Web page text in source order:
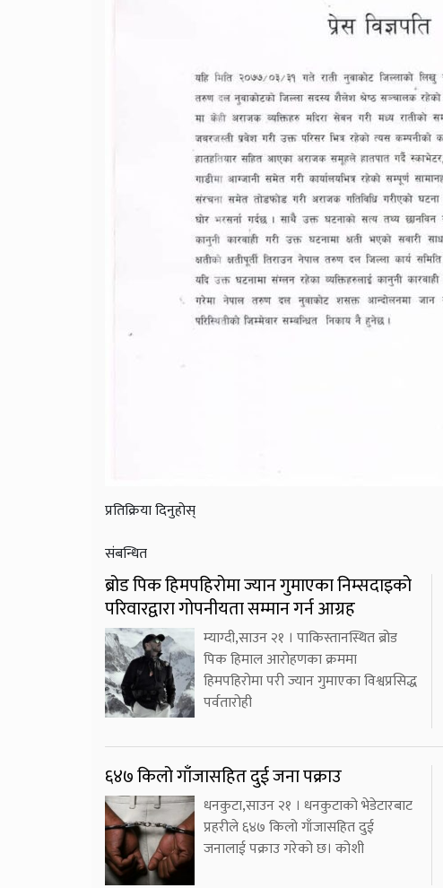
प्रतिक्रिया दिनुहोस्
संबन्धित
ब्रोड पिक हिमपहिरोमा ज्यान गुमाएका निम्सदाइको
परिवारद्वारा गोपनीयता सम्मान गर्न आग्रह
म्याग्दी,साउन २१ । पाकिस्तानस्थित ब्रोड
पिक हिमाल आरोहणका क्रममा
हिमपहिरोमा परी ज्यान गुमाएका विश्वप्रसिद्ध
पर्वतारोही
६४७ किलो गाँजासहित दुई जना पक्राउ
धनकुटा,साउन २१ । धनकुटाको भेडेटारबाट
प्रहरीले ६४७ किलो गाँजासहित दुई
जनालाई पक्राउ गरेको छ। कोशी